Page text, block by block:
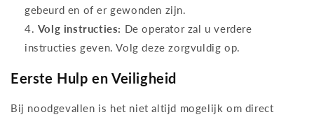
gebeurd en of er gewonden zijn.
Volg instructies: De operator zal u verdere
instructies geven. Volg deze zorgvuldig op.
Eerste Hulp en Veiligheid
Bij noodgevallen is het niet altijd mogelijk om direct